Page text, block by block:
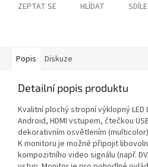
ZEPTAT SE HLÍDAT
Popis Diskuze
Detailní popis produktu
Kvalitní plochý stropní výklopný LED
Android, HDMI vstupem, čtečkou
dekorativním osvětlením
K monitoru je možné připojit
kompozitního video signálu (např.